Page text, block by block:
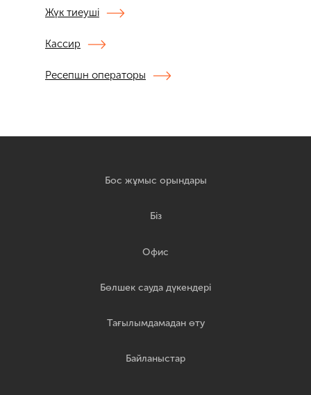
Жүк тиеуші
Кассир
Ресепшн операторы
Бос жұмыс орындары
Біз
Офис
Бөлшек сауда дүкендері
Тағылымдамадан өту
Байланыстар